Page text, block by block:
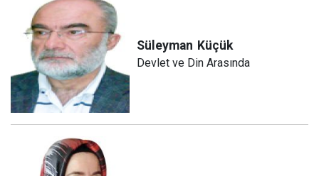
Süleyman Küçük
Devlet ve Din Arasında